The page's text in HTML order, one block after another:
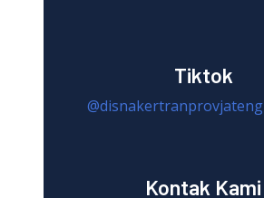
Tiktok
@disnakertranprovjateng
Kontak Kami